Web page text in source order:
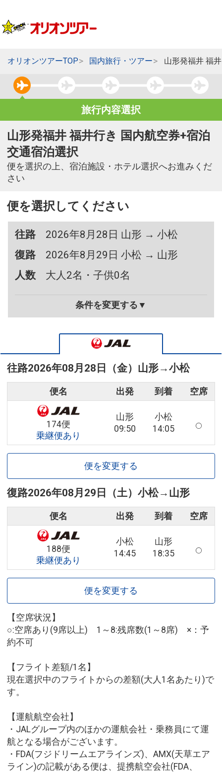
オリオンツアーTOP 国内旅行・ツアー 山形発福井 福
旅行内容選択
山形発福井 福井行き 国内航空券+宿泊
交通宿泊選択
便を選択の上、宿泊施設・ホテル選択へお進みくだ
さい
便を選択してください
往路
2026年8月28日 山形 → 小松
復路
2026年8月29日 小松 → 山形
人数
大人2名・子供0名
条件を変更する▼
往路2026年08月28日（金） 山形→小松
便名 出発 到着 空席
174便
乗継便あり
山形
09:50
小松
14:05
便を変更する
復路2026年08月29日（土） 小松→ 山形
便名 出発 到着 空席
188便
乗継便あり
小松
14:45
山形
18:35
便を変更する
【空席状況】
○:空席あり(9席以上) 1～8:残席数(1～8席) ×：予
約不可
【フライト差額/1名】
現在選択中のフライトからの差額(大人1名あたり)で
す。
【運航航空会社】
・JALグループ内のほかの運航会社・乗務員にて運
航となる場合がございます。
・FDA(フジドリームエアラインズ)、AMX(天草エア
ライン)の記載がある便は、提携航空会社(FDA、